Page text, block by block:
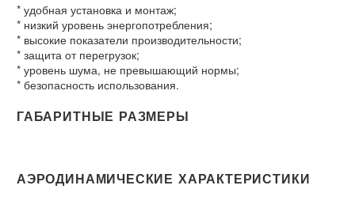
* удобная установка и монтаж;
* низкий уровень энергопотребления;
* высокие показатели производительности;
* защита от перегрузок;
* уровень шума, не превышающий нормы;
* безопасность использования.
ГАБАРИТНЫЕ РАЗМЕРЫ
АЭРОДИНАМИЧЕСКИЕ ХАРАКТЕРИСТИКИ